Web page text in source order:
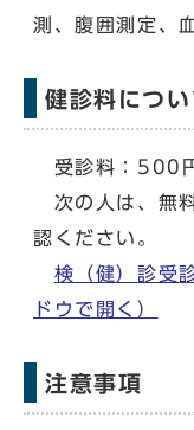
測、腹囲測定、
健診料につい
受診料：500
次の人は、無
認ください。
検（健）診受
ドウで開く）
注意事項